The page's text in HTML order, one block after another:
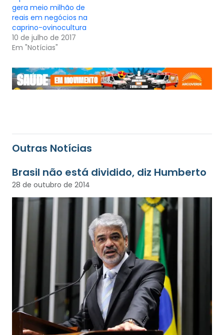
gera meio milhão de
reais em negócios na
caprino-ovinocultura
10 de julho de 2017
Em "Notícias"
Outras Notícias
28 de outubro de 2014